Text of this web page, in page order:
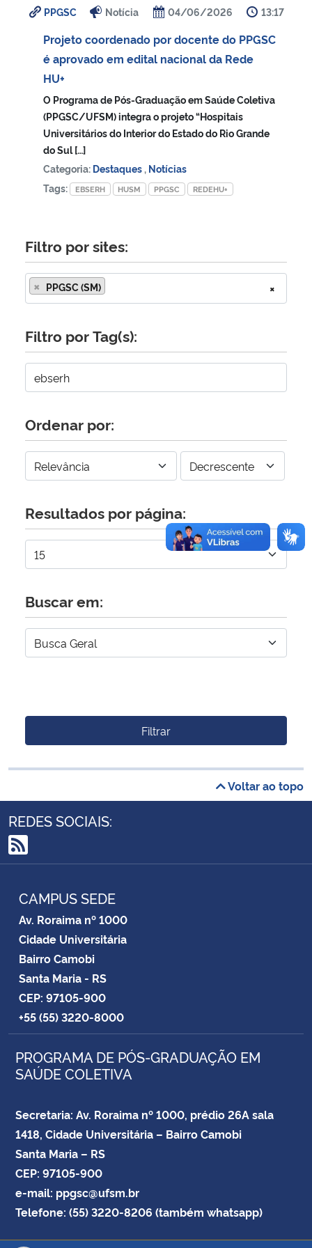
Ministério da Cidadania
Ministério da Saúde
Ministério de Minas e Energia
Ministério da Ciência, Tecnologia, Inovações e Comunicações
Ministério do Turismo
Ministério da Mulher, da Família e dos Direitos Humanos
Secretaria-Geral
Secretaria de Governo
Gabinete de Segurança Institucional
Advocacia-Geral da União
Planalto
PPGSC Notícia 04/06/2026 13:17
Projeto coordenado por docente do PPGSC
é aprovado em edital nacional da Rede
HU+
O Programa de Pós-Graduação em Saúde Coletiva
(PPGSC/UFSM) integra o projeto “Hospitais
Universitários do Interior do Estado do Rio Grande
do Sul […]
Categoria: Destaques Notícias
Tags:
EBSERH HUSM PPGSC REDEHU+
Filtro por sites:
×
× PPGSC (SM)
Filtro por Tag(s):
Ordenar por:
Resultados por página:
Buscar em:
Filtrar
Voltar ao topo
REDES SOCIAIS:
RSS
CAMPUS SEDE
Av. Roraima nº 1000
Cidade Universitária
Bairro Camobi
Santa Maria - RS
CEP: 97105-900
+55 (55) 3220-8000
PROGRAMA DE PÓS-GRADUAÇÃO EM
SAÚDE COLETIVA
Secretaria: Av. Roraima nº 1000, prédio 26A sala
1418, Cidade Universitária – Bairro Camobi
Santa Maria – RS
CEP: 97105-900
e-mail: ppgsc@ufsm.br
Telefone: (55) 3220-8206 (também whatsapp)